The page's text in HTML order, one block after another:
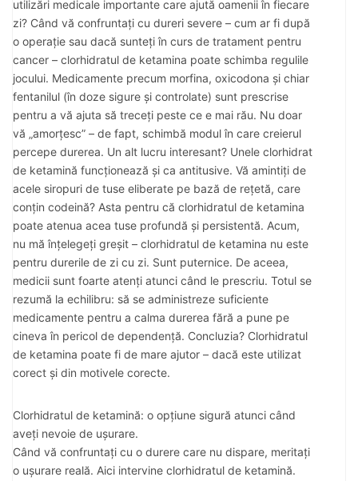
utilizări medicale importante care ajută oamenii în fiecare
zi? Când vă confruntați cu dureri severe – cum ar fi după
o operație sau dacă sunteți în curs de tratament pentru
cancer – clorhidratul de ketamina poate schimba regulile
jocului. Medicamente precum morfina, oxicodona și chiar
fentanilul (în doze sigure și controlate) sunt prescrise
pentru a vă ajuta să treceți peste ce e mai rău. Nu doar
vă „amorțesc” – de fapt, schimbă modul în care creierul
percepe durerea. Un alt lucru interesant? Unele clorhidrat
de ketamină funcționează și ca antitusive. Vă amintiți de
acele siropuri de tuse eliberate pe bază de rețetă, care
conțin codeină? Asta pentru că clorhidratul de ketamina
poate atenua acea tuse profundă și persistentă. Acum,
nu mă înțelegeți greșit – clorhidratul de ketamina nu este
pentru durerile de zi cu zi. Sunt puternice. De aceea,
medicii sunt foarte atenți atunci când le prescriu. Totul se
rezumă la echilibru: să se administreze suficiente
medicamente pentru a calma durerea fără a pune pe
cineva în pericol de dependență. Concluzia? Clorhidratul
de ketamina poate fi de mare ajutor – dacă este utilizat
corect și din motivele corecte.
Clorhidratul de ketamină: o opțiune sigură atunci când
aveți nevoie de ușurare.
Când vă confruntați cu o durere care nu dispare, meritați
o ușurare reală. Aici intervine clorhidratul de ketamină.